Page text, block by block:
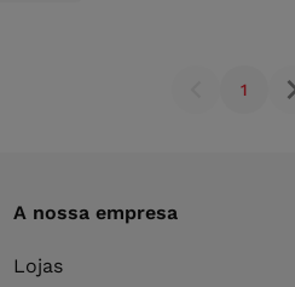
1
A nossa empresa
Lojas